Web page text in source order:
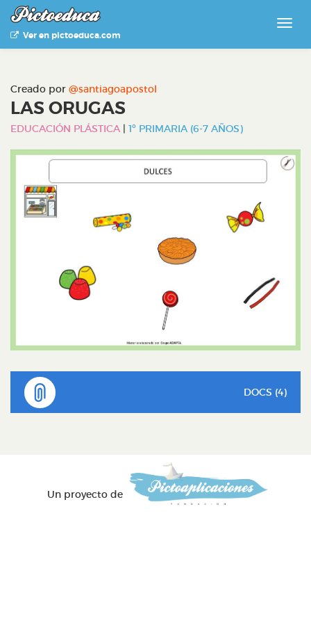
Ver en pictoeduca.com
Creado por @santiagoapostol
LAS ORUGAS
EDUCACIÓN PLÁSTICA | 1º PRIMARIA (6-7 AÑOS)
DOCS (4)
Un proyecto de